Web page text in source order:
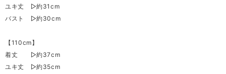
ユキ丈 ▷約31cm
バスト ▷約30cm
【110cm】
着丈 ▷約37cm
ユキ丈 ▷約35cm